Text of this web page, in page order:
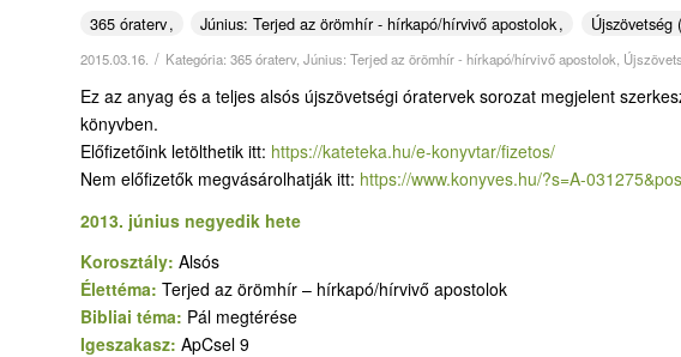
365 óraterv Június: Terjed az örömhír - hírkapó/hírvivő apostolok Újszövetség
2015.03.16. / Kategória: 365 óraterv, Június: Terjed az örömhír - hírkapó/hírvivő apostolok
Ez az anyag és a teljes alsós újszövetségi óratervek sorozat megjelent
könyvben.
Előfizetőink letölthetik itt: https://kateteka.hu/e-konyvtar/fizetos/
Nem előfizetők megvásárolhatják itt: https://www.konyves.hu/?s=A-
2013. június negyedik hete
Korosztály: Alsós
Élettéma: Terjed az örömhír – hírkapó/hírvivő apostolok
Bibliai téma: Pál megtérése
Igeszakasz: ApCsel 9